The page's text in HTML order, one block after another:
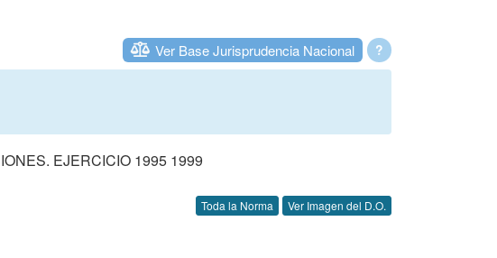
?
Ver Base Jurisprudencia Nacional
EJERCICIO 1995 1999
Toda la Norma Ver Imagen del D.O.